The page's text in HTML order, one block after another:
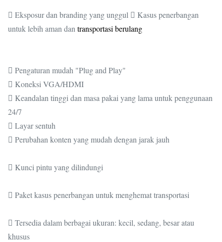
 Eksposur dan branding yang unggul  Kasus penerbangan
untuk lebih aman dan transportasi berulang
 Pengaturan mudah "Plug and Play"
 Koneksi VGA/HDMI
 Keandalan tinggi dan masa pakai yang lama untuk penggunaan
24/7
 Layar sentuh
 Perubahan konten yang mudah dengan jarak jauh
 Kunci pintu yang dilindungi
 Paket kasus penerbangan untuk menghemat transportasi
 Tersedia dalam berbagai ukuran: kecil, sedang, besar atau
khusus